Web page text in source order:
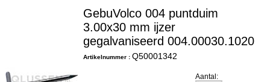
GebuVolco 004 puntduim
3.00x30 mm ijzer
gegalvaniseerd 004.00030.1020
Artikelnummer : Q50001342
Aantal: